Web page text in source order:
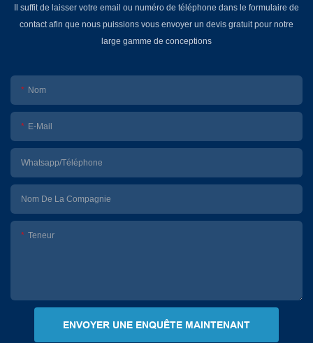
Il suffit de laisser votre email ou numéro de téléphone dans le formulaire de
contact afin que nous puissions vous envoyer un devis gratuit pour notre
large gamme de conceptions
Nom
E-Mail
Whatsapp/Téléphone
Nom De La Compagnie
Teneur
ENVOYER UNE ENQUÊTE MAINTENANT